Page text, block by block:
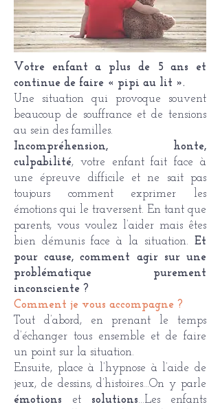
Votre enfant a plus de 5 ans et
continue de faire « pipi au lit ».
Une situation qui provoque souvent
beaucoup de souffrance et de tensions
au sein des familles.
Incompréhension, honte,
culpabilité, votre enfant fait face à
une épreuve difficile et ne sait pas
toujours comment exprimer les
émotions qui le traversent. En tant que
parents, vous voulez l’aider mais êtes
bien démunis face à la situation. Et
pour cause, comment agir sur une
problématique purement
inconsciente ?
Comment je vous accompagne ?
Tout d’abord, en prenant le temps
d’échanger tous ensemble et de faire
un point sur la situation.
Ensuite, place à l’hypnose à l’aide de
jeux, de dessins, d’histoires…On y parle
émotions et solutions…Les enfants